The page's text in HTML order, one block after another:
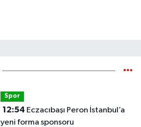
Spor
12:54
yeni forma sponsoru